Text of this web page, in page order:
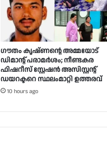
ഗൗതം കൃഷ്ണൻ്റെ അമ്മയോട്
ഡിമാന്റ് പരാമർ‌ശം; നീണ്ടകര
ഫിഷറീസ് സ്റ്റേഷൻ അസിസ്റ്റന്റ്
ഡയറക്ടറെ സ്ഥലംമാറ്റി ഉത്തരവ്
10 hours ago